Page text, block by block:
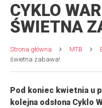
CYKLO
ŚWIETNA
Strona główna MTB
świetna zabawa!
Pod koniec kwietnia u
kolejna odsłona Cyklo